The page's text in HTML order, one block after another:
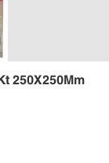
250X250Mm